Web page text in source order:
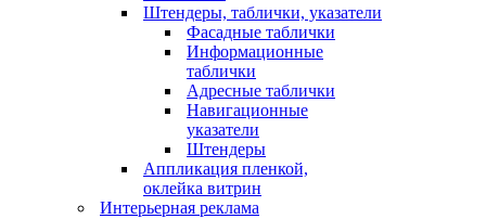
Штендеры, таблички, указатели
Фасадные таблички
Информационные
таблички
Адресные таблички
Навигационные
указатели
Штендеры
Аппликация пленкой,
оклейка витрин
Интерьерная реклама